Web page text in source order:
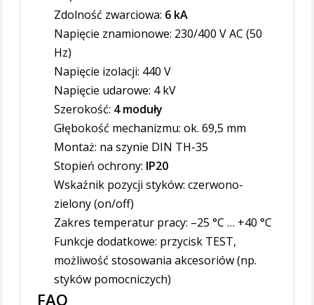
Zdolność zwarciowa: 6 kA
Napięcie znamionowe: 230/400 V AC (50
Hz)
Napięcie izolacji: 440 V
Napięcie udarowe: 4 kV
Szerokość: 4 moduły
Głębokość mechanizmu: ok. 69,5 mm
Montaż: na szynie DIN TH-35
Stopień ochrony: IP20
Wskaźnik pozycji styków: czerwono-
zielony (on/off)
Zakres temperatur pracy: –25 °C … +40 °C
Funkcje dodatkowe: przycisk TEST,
możliwość stosowania akcesoriów (np.
styków pomocniczych)
FAQ